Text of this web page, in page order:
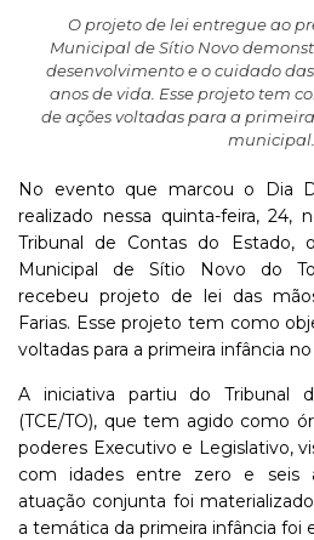
O projeto de lei entregue ao
Municipal de Sítio Novo
desenvolvimento e o cuidado
anos de vida. Esse projeto tem
de ações voltadas para a
municipal.
No evento que marcou o Dia
realizado nessa quinta-feira, 24,
Tribunal de Contas do Estado,
Municipal de Sítio Novo do
recebeu projeto de lei das
Farias. Esse projeto tem como
voltadas para a primeira infância
A iniciativa partiu do Tribunal
(TCE/TO), que tem agido como
poderes Executivo e Legislativo,
com idades entre zero e seis
atuação conjunta foi
a temática da primeira infância foi